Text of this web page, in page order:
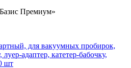
Премиум»
для вакуумных пробирок,
адаптер, катетер-бабочку,
шт